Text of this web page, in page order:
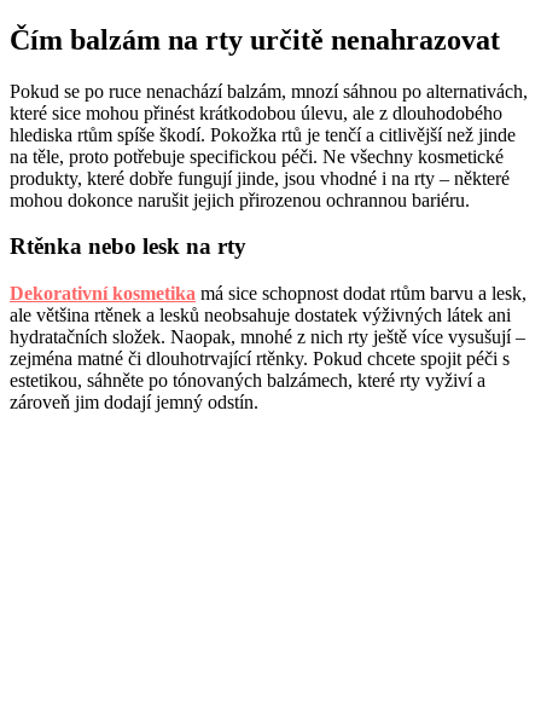
Čím balzám na rty určitě nenahrazovat
Pokud se po ruce nenachází balzám, mnozí sáhnou po alternativách,
které sice mohou přinést krátkodobou úlevu, ale z dlouhodobého
hlediska rtům spíše škodí. Pokožka rtů je tenčí a citlivější než jinde
na těle, proto potřebuje specifickou péči. Ne všechny kosmetické
produkty, které dobře fungují jinde, jsou vhodné i na rty – některé
mohou dokonce narušit jejich přirozenou ochrannou bariéru.
Rtěnka nebo lesk na rty
Dekorativní kosmetika má sice schopnost dodat rtům barvu a lesk,
ale většina rtěnek a lesků neobsahuje dostatek výživných látek ani
hydratačních složek. Naopak, mnohé z nich rty ještě více vysušují –
zejména matné či dlouhotrvající rtěnky. Pokud chcete spojit péči s
estetikou, sáhněte po tónovaných balzámech, které rty vyživí a
zároveň jim dodají jemný odstín.